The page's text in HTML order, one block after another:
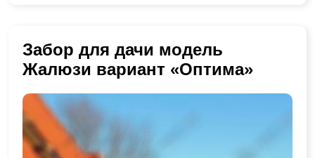
Забор для дачи модель
Жалюзи вариант «Оптима»